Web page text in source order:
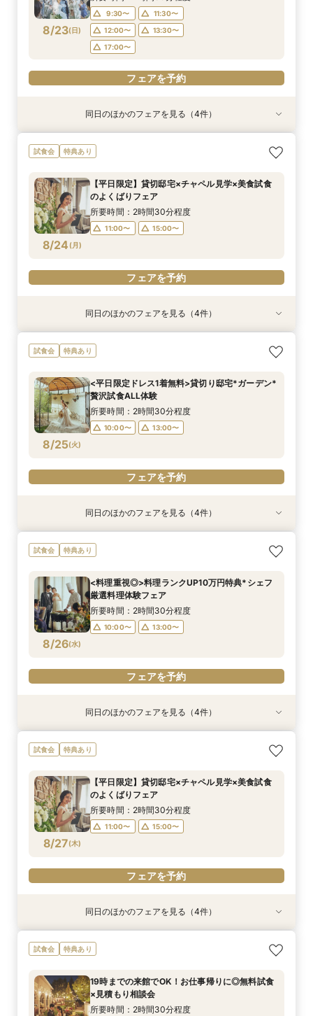
17:00〜
フェアを予約
17:00〜
フェアを予約
17:00〜
フェアを予約
17:00〜
フェアを予約
8/23(日)
9:30〜
11:30〜
12:00〜
13:30〜
17:00〜
フェアを予約
特典あり
8/23(日 )
【愛犬と叶える】リングドッグ相談会×1日1組貸
切体験フェア
9:30〜
11:30〜
12:00〜
13:30〜
17:00〜
特典あり
8/23(日 )
【少人数婚ご検討の方】5品無料試食×料理ラン
クアップ特典付*
9:30〜
11:30〜
12:00〜
13:30〜
17:00〜
特典あり
8/23(日 )
*後悔しない見積比較*2件目見学大歓迎｜15大特
典×絶品試食付
9:30〜
11:30〜
12:00〜
13:30〜
17:00〜
特典あり
8/23(日 )
国産牛×オマール海老ハーフコース5品＊3万円無
料試食付フェア
9:30〜
11:30〜
12:00〜
13:30〜
17:00〜
同日のほかのフェアを見る（4件）
試食会 特典あり
8/24 (月)
【平日限定】貸切邸宅×チャペル見学×美食試食
のよくばりフェア
所要時間：2時間30分程度
11:00〜 15:00〜
フェアを予約
特典あり
8/24(
19時までの来館でOK！お仕事帰りに◎無料試食
×見積もり相談会
17:00〜
18:00〜
19:00〜
8/24(
会費制ウェディング相談会｜気軽に、でもちゃん
と叶う結婚式
11:00〜 15:00〜
8/24(
【効率的に見学＆相談】60分フェア＊次回使え
る試食チケット付
11:00〜 15:00〜
特典あり
8/24(
【ご家族で叶える素敵なWeddingを】少人数W
相談会
11:00〜 15:00〜
同日のほかのフェアを見る（4件）
試食会 特典あり
8/25(火)
<平日限定ドレス1着無料>貸切り邸宅*ガーデン*
贅沢試食ALL体験
所要時間：2時間30分程度
10:00〜 13:00〜
フェアを予約
特典あり
8/25(火)
<料理重視◎>料理ランクUP10万円特典*シェフ
厳選料理体験フェア
10:00〜 13:00〜
8/25(火)
会費制ウェディング相談会｜気軽に、でもちゃん
と叶う結婚式
10:00〜 13:00〜
特典あり
8/25(火)
【ご家族で叶える素敵なWeddingを】少人数W
相談会
10:00〜 13:00〜
8/25(火)
【価格重視派◎】貸切邸宅ALL体験×見積り徹底
相談*最大100万特典
10:00〜 13:00〜
同日のほかのフェアを見る（4件）
試食会 特典あり
8/26(水)
<料理重視◎>料理ランクUP10万円特典*シェフ
厳選料理体験フェア
所要時間：2時間30分程度
10:00〜 13:00〜
フェアを予約
特典あり
8/26(水 )
<平日限定ドレス1着無料>貸切り邸宅*ガーデン*
贅沢試食ALL体験
10:00〜 13:00〜
8/26(水 )
会費制ウェディング相談会｜気軽に、でもちゃん
と叶う結婚式
10:00〜 13:00〜
特典あり
8/26(水 )
【ご家族で叶える素敵なWeddingを】少人数W
相談会
10:00〜 13:00〜
8/26(水 )
【価格重視派◎】貸切邸宅ALL体験×見積り徹底
相談*最大100万特典
10:00〜 13:00〜
同日のほかのフェアを見る（4件）
試食会 特典あり
8/27(木)
【平日限定】貸切邸宅×チャペル見学×美食試食
のよくばりフェア
所要時間：2時間30分程度
11:00〜 15:00〜
フェアを予約
特典あり
8/27(木)
19時までの来館でOK！お仕事帰りに◎無料試食
×見積もり相談会
17:00〜
18:00〜
19:00〜
8/27(木)
会費制ウェディング相談会｜気軽に、でもちゃん
と叶う結婚式
11:00〜 15:00〜
8/27(木)
【効率的に見学＆相談】60分フェア＊次回使え
る試食チケット付
11:00〜 15:00〜
特典あり
8/27(木)
【ご家族で叶える素敵なWeddingを】少人数W
相談会
11:00〜 15:00〜
同日のほかのフェアを見る（4件）
試食会 特典あり
19時までの来館でOK！お仕事帰りに◎無料試食
×見積もり相談会
所要時間：2時間30分程度